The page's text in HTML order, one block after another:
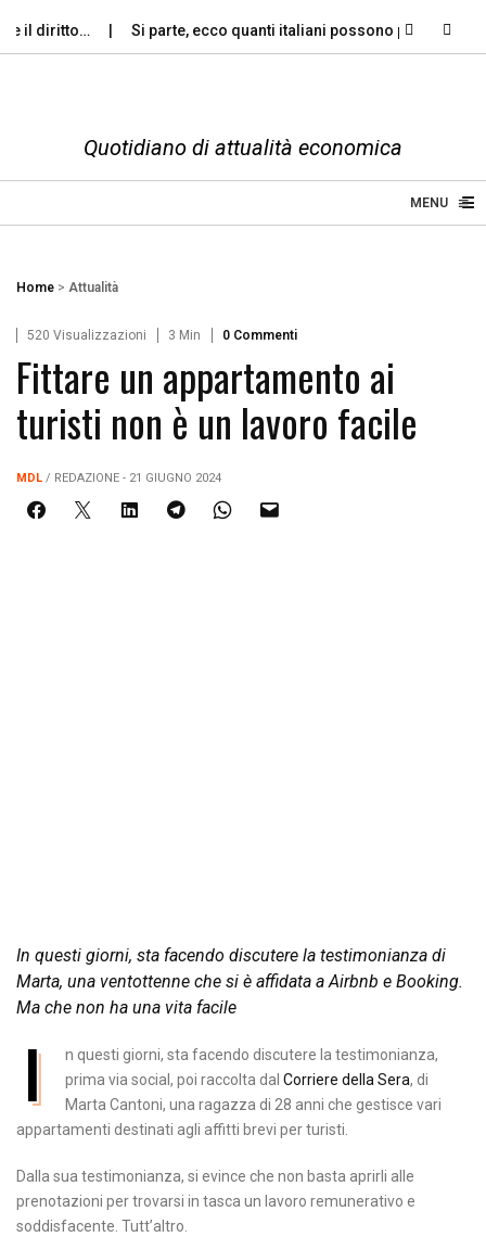
il diritto… Si parte, ecco quanti italiani possono permettersi
Quotidiano di attualità economica
MENU ≡
☰
Home > Attualità
520 Visualizzazioni 3 Min 0 Commenti
Fittare un appartamento ai
turisti non è un lavoro facile
MDL / REDAZIONE - 21 GIUGNO 2024
In questi giorni, sta facendo discutere la testimonianza di
Marta, una ventottenne che si è affidata a Airbnb e Booking.
Ma che non ha una vita facile
I
n questi giorni, sta facendo discutere la testimonianza,
prima via social, poi raccolta dal Corriere della Sera, di
Marta Cantoni, una ragazza di 28 anni che gestisce vari
appartamenti destinati agli affitti brevi per turisti.
Dalla sua testimonianza, si evince che non basta aprirli alle
prenotazioni per trovarsi in tasca un lavoro remunerativo e
soddisfacente. Tutt’altro.